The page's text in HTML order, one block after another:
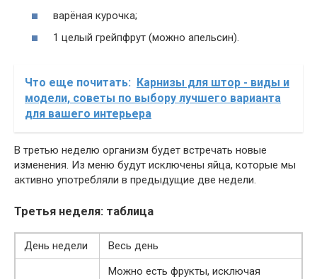
варёная курочка;
1 целый грейпфрут (можно апельсин).
Что еще почитать: Карнизы для штор - виды и
модели, советы по выбору лучшего варианта
для вашего интерьера
В третью неделю организм будет встречать новые
изменения. Из меню будут исключены яйца, которые мы
активно употребляли в предыдущие две недели.
Третья неделя: таблица
День недели Весь день
Можно есть фрукты, исключая